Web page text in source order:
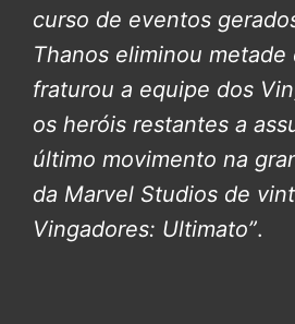
curso de eventos
Thanos eliminou
fraturou a equipe dos
os heróis restantes a
último movimento na
da Marvel Studios de
Vingadores: Ultimato”.